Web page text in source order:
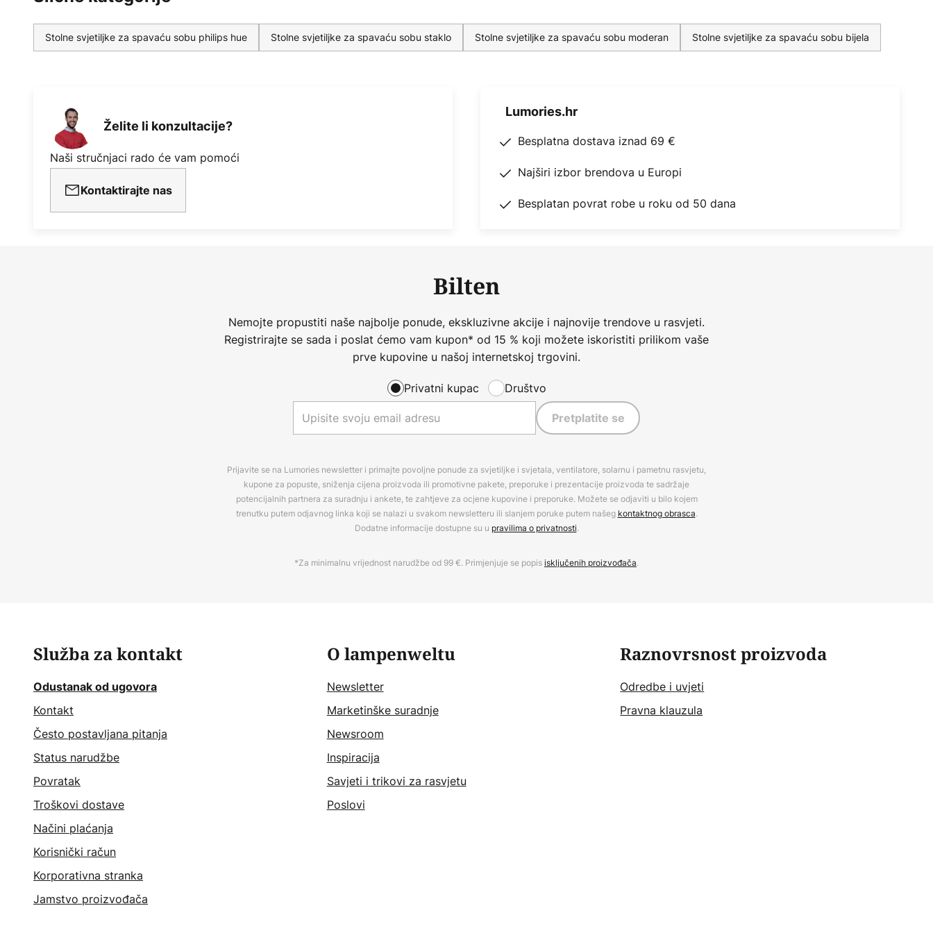
- Upravljanje pomoću Hue prekidača za prigušivanje (vidi pribor)
- Kompatibilno s postojećim Philips Hue sustavima i drugim
(Magenta) i Busch-Jäger
- Glasovno upravljanje moguće je putem Amazon Alexa, Apple
HomeKit (Siri) i Google Assistant
- Inteligentno upravljanje rasvjetom Opcija a: ZigBee integracija
putem mosta i usmjerivača, kao što je Philips Hue Bridge (vidi
pribor); To omogućuje upravljanje na licu mjesta ili daljinsko
upravljanje putem Hue aplikacije (besplatno za Android i iOS) ili
putem glasovnih naredbi pomoću Amazon Alexa, Apple HomeKit
- Inteligentno upravljanje rasvjetom Opcija b: Izravno upravljanje
na licu mjesta putem Bluetootha pomoću besplatne Hue Bluetooth
7 ili iOS 11 ili novijim verzijama i Bluetooth Low Energy (BLE) 4.0 ili
novijim verzijama. Ruter, Wi-Fi ili podatkovna veza nisu potrebni.
Prilikom korištenja više od deset svjetiljki preporučuje se
korištenje mosta. Jedna svjetiljka može pohraniti veze s do 15
Stolne svjetiljke za spavaću sobu philips hue Stolne svjetiljke za spavaću sobu staklo Stolne svjetiljke za spavaću sobu moderan Stolne svjetiljke za spavaću sobu bijela
Želite li konzultacije?
Naši stručnjaci rado će vam pomoći
Kontaktirajte nas
Lumories.hr
Besplatna dostava iznad 69 €
Najširi izbor brendova u Europi
Besplatan povrat robe u roku od 50 dana
Bilten
Nemojte propustiti naše najbolje ponude, ekskluzivne akcije i najnovije trendove u rasvjeti.
Registrirajte se sada i poslat ćemo vam kupon* od 15 % koji možete iskoristiti prilikom vaše
prve kupovine u našoj internetskoj trgovini.
Privatni kupac Društvo
Pretplatite se
Prijavite se na Lumories newsletter i primajte povoljne ponude za svjetiljke i svjetala, ventilatore, solarnu i pametnu rasvjetu,
kupone za popuste, sniženja cijena proizvoda ili promotivne pakete, preporuke i prezentacije proizvoda te sadržaje
potencijalnih partnera za suradnju i ankete, te zahtjeve za ocjene kupovine i preporuke. Možete se odjaviti u bilo kojem
trenutku putem odjavnog linka koji se nalazi u svakom newsletteru ili slanjem poruke putem našeg kontaktnog obrasca.
Dodatne informacije dostupne su u pravilima o privatnosti.
*Za minimalnu vrijednost narudžbe od 99 €. Primjenjuje se popisisključenih proizvođača.
Služba za kontakt
Odustanak od ugovora
Kontakt
Često postavljana pitanja
Status narudžbe
Povratak
Troškovi dostave
Načini plaćanja
Korisnički račun
Korporativna stranka
Jamstvo proizvođača
O lampenweltu
Newsletter
Marketinške suradnje
Newsroom
Inspiracija
Savjeti i trikovi za rasvjetu
Poslovi
Raznovrsnost proizvoda
Odredbe i uvjeti
Pravna klauzula